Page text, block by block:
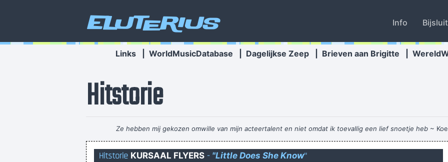
Eluterius Info
Links WorldMusicDatabase Dagelijkse Zeep Brieven aan Brigitte
Hitstorie
Ze hebben mij gekozen omwille van mijn acteertalent en niet omdat ik toevallig een lief snoetje heb ~
Hitstorie KURSAAL FLYERS - "Little Does She Know"